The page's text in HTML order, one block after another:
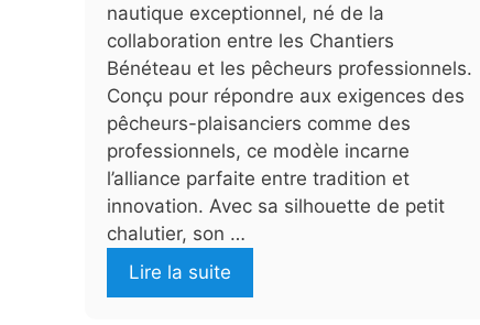
nautique exceptionnel, né de la
collaboration entre les Chantiers
Bénéteau et les pêcheurs professionnels.
Conçu pour répondre aux exigences des
pêcheurs-plaisanciers comme des
professionnels, ce modèle incarne
l’alliance parfaite entre tradition et
innovation. Avec sa silhouette de petit
chalutier, son …
Lire la suite